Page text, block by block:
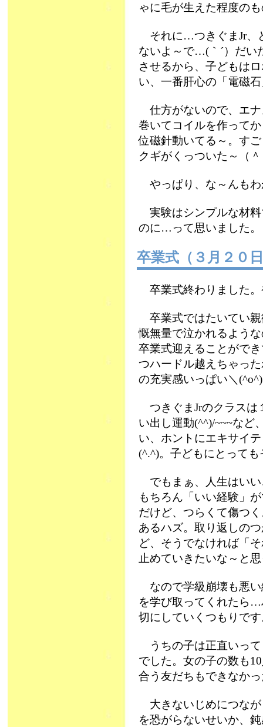
ゃに毛が生えた程度の
それに…つきぐまJr、
ないよ～で…(｀´）だい
させるから、子どもは
い、一番肝心の「電磁
仕方がないので、エナ
巻いてコイルを作って
位磁針動いてる～。す
クギがくっついた～（
やっぱり、な～んも
実験はシンプルな材料
のに…って思いました。
卒業式（３月２０
卒業式終わりました
卒業式ではたいてい
慨無量で泣かれるよう
卒業式迎えることがで
つハードル越えちゃっ
の充実感いっぱい＼
つきぐまJrのクラスは
い出し運動(^^)/~~~など
い、ホントにエキサイ
(^.^)。子どもにとって
でもまぁ、人生はいい
もちろん「いい経験」
だけど、つらくて傷つ
あるハズ。取り返しの
ど、そうでなければ「
止めていきたいな～と
なので学級崩壊も悪い
を学び取ってくれたら
切にしていくつもりで
うちの子は正直いって
でした。女の子の数も
合う友だちもできなか
大きないじめにつなが
を恐がらないせいか、